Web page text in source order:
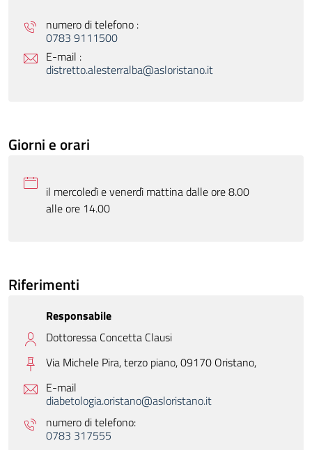
numero di telefono :
0783 9111500
E-mail :
distretto.alesterralba@asloristano.it
Giorni e orari
il mercoledì e venerdì mattina dalle ore 8.00
alle ore 14.00
Riferimenti
Responsabile
Dottoressa Concetta Clausi
Via Michele Pira, terzo piano, 09170 Oristano,
E-mail
diabetologia.oristano@asloristano.it
numero di telefono:
0783 317555